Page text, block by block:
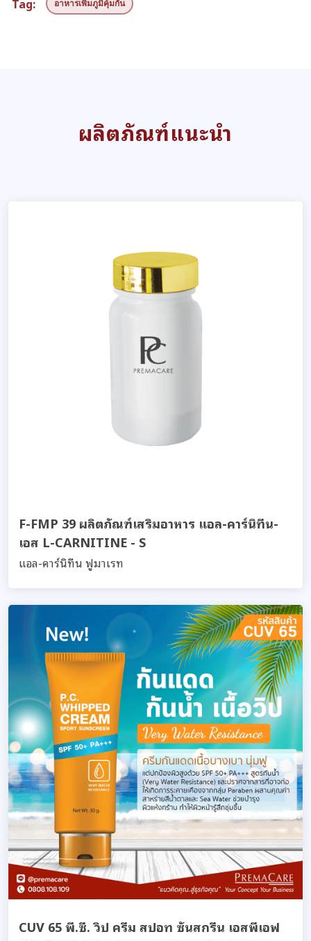
อาหารเพิ่มภูมิคุ้มกัน
ผลิตภัณฑ์แนะนำ
F-FMP 39 ผลิตภัณฑ์เสริมอาหาร แอล-คาร์นิทีน-
เอส L-CARNITINE - S
แอล-คาร์นิทีน ฟูมาเรท
CUV 65 พี.ซี. วิป ครีม สปอท ซันสกรีน เอสพีเอฟ